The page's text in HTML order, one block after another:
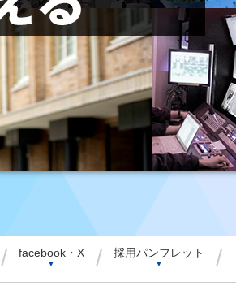
/ facebook・X
▼ / 採用パンフレット
▼ /